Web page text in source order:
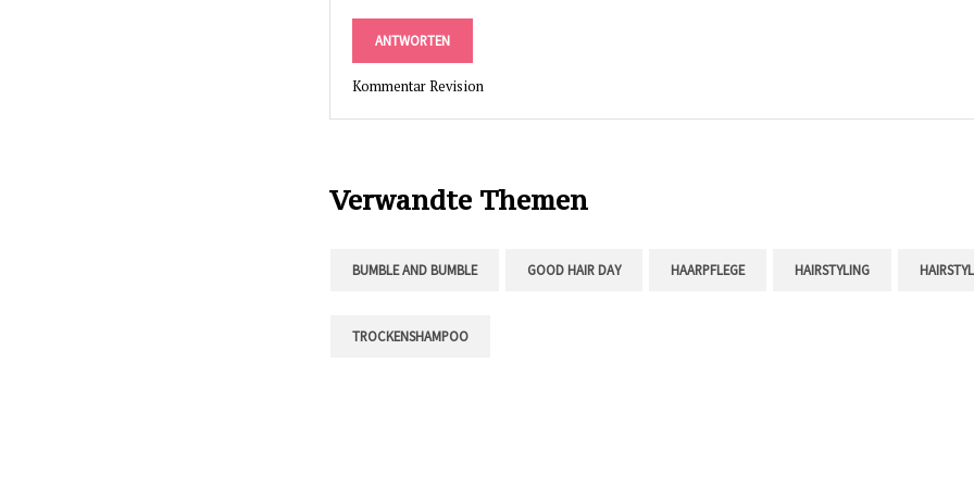
ANTWORTEN
Kommentar Revision
Verwandte Themen
BUMBLE AND BUMBLE GOOD HAIR DAY HAARPFLEGE HAIRSTYLING
TROCKENSHAMPOO